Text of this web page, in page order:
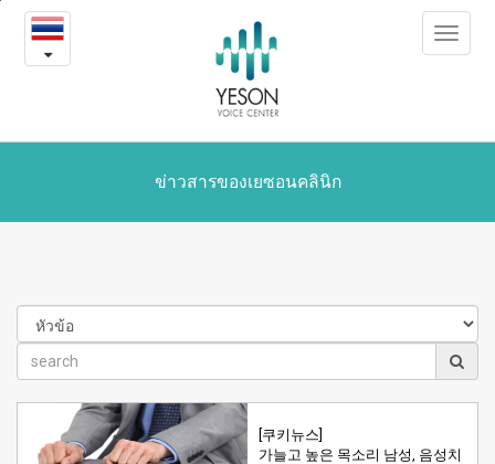
Yeson
in
media
Toggle
ข่าวสารของเยซอนคลินิก
[쿠키뉴스]
가늘고 높은 목소리 남성, 음성치